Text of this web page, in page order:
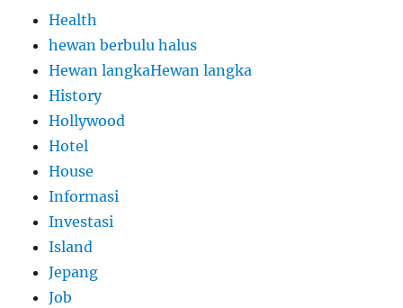
Health
hewan berbulu halus
Hewan langkaHewan langka
History
Hollywood
Hotel
House
Informasi
Investasi
Island
Jepang
Job